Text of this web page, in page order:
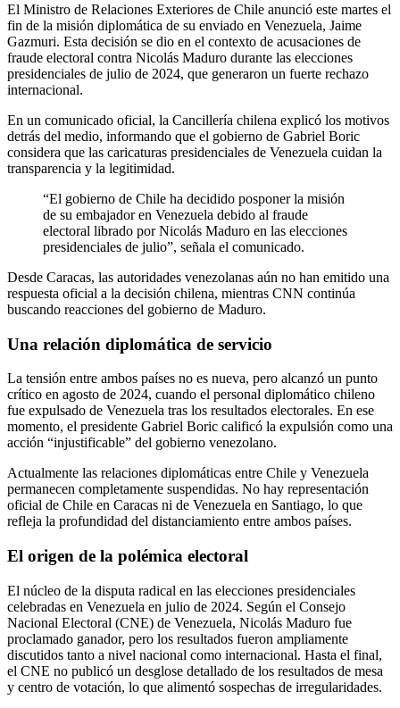
El Ministro de Relaciones Exteriores de Chile anunció este martes el
fin de la misión diplomática de su enviado en Venezuela, Jaime
Gazmuri. Esta decisión se dio en el contexto de acusaciones de
fraude electoral contra Nicolás Maduro durante las elecciones
presidenciales de julio de 2024, que generaron un fuerte rechazo
internacional.
En un comunicado oficial, la Cancillería chilena explicó los motivos
detrás del medio, informando que el gobierno de Gabriel Boric
considera que las caricaturas presidenciales de Venezuela cuidan la
transparencia y la legitimidad.
“El gobierno de Chile ha decidido posponer la misión
de su embajador en Venezuela debido al fraude
electoral librado por Nicolás Maduro en las elecciones
presidenciales de julio”, señala el comunicado.
Desde Caracas, las autoridades venezolanas aún no han emitido una
respuesta oficial a la decisión chilena, mientras CNN continúa
buscando reacciones del gobierno de Maduro.
Una relación diplomática de servicio
La tensión entre ambos países no es nueva, pero alcanzó un punto
crítico en agosto de 2024, cuando el personal diplomático chileno
fue expulsado de Venezuela tras los resultados electorales. En ese
momento, el presidente Gabriel Boric calificó la expulsión como una
acción “injustificable” del gobierno venezolano.
Actualmente las relaciones diplomáticas entre Chile y Venezuela
permanecen completamente suspendidas. No hay representación
oficial de Chile en Caracas ni de Venezuela en Santiago, lo que
refleja la profundidad del distanciamiento entre ambos países.
El origen de la polémica electoral
El núcleo de la disputa radical en las elecciones presidenciales
celebradas en Venezuela en julio de 2024. Según el Consejo
Nacional Electoral (CNE) de Venezuela, Nicolás Maduro fue
proclamado ganador, pero los resultados fueron ampliamente
discutidos tanto a nivel nacional como internacional. Hasta el final,
el CNE no publicó un desglose detallado de los resultados de mesa
y centro de votación, lo que alimentó sospechas de irregularidades.